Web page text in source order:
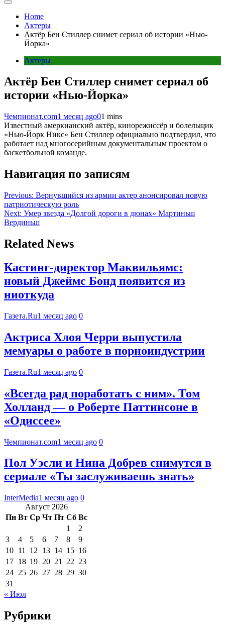
Home
Актеры
Актёр Бен Стиллер снимет сериал об истории «Нью-
Йорка»
Актеры
Актёр Бен Стиллер снимет сериал об
истории «Нью-Йорка»
Чемпионат.com1 месяц ago01 mins
Известный амеркианский актёр, кинорежиссёр и болельщик
«Нью-Йорк Никс» Бен Стиллер официально подтвердил, что
работает над многосерийным документальным проектом о
баскетбольной команде.
Навигация по записям
Previous: Вернувшийся из армии актер анонсировал новую
патриотическую роль
Next: Умер звезда «Долгой дороги в дюнах» Мартиньш
Вердиньш
Related News
Кастинг-директор Маквильямс:
новый Джеймс Бонд появится из
ниоткуда
Газета.Ru1 месяц ago 0
Актриса Хлоя Черри выпустила
мемуары о работе в порноиндустрии
Газета.Ru1 месяц ago 0
«Всегда рад поработать с ним». Том
Холланд — о Роберте Паттинсоне в
«Одиссее»
Чемпионат.com1 месяц ago 0
Пол Уэсли и Нина Добрев снимутся в
сериале «Ты заслуживаешь знать»
InterMedia1 месяц ago 0
Август 2026
Пн Вт Ср Чт Пт Сб Вс
1
2
3
4 5 6 7 8
9
10 11 12 13 14 15 16
17 18 19 20 21 22 23
24 25 26 27 28 29 30
31
« Июл
Рубрики